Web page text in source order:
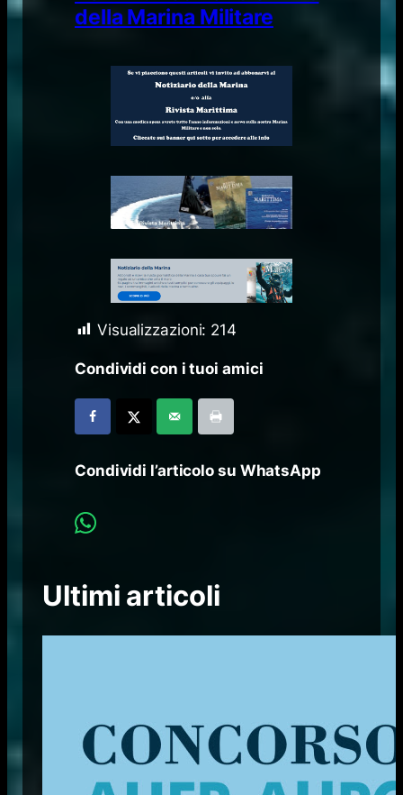
della Marina Militare
Visualizzazioni: 214
Condividi con i tuoi amici
Condividi l’articolo su WhatsApp
Ultimi articoli